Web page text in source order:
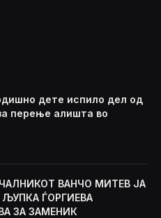
дете испило дел од
перење алишта во
ВАНЧО МИТЕВ ЈА
ЃОРГИЕВА
ЗА ЗАМЕНИК